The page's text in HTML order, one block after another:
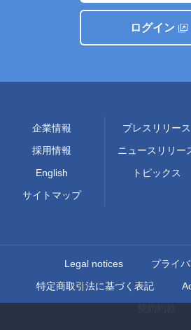
ログイン
企業情報
採用情報
English
サイトマップ
プレスリリース
ニュースリリー
トピックス
Legal notices
プライ
特定商取引法に基づく表記